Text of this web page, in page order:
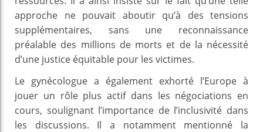
approche ne pouvait aboutir qu’à des tensions
supplémentaires, sans une reconnaissance
préalable des millions de morts et de la nécessité
d’une justice équitable pour les victimes.
Le gynécologue a également exhorté l’Europe à
jouer un rôle plus actif dans les négociations en
cours, soulignant l’importance de l’inclusivité dans
les discussions. Il a notamment mentionné la